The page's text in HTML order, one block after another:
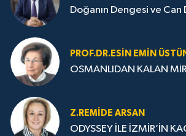
Doğanın Dengesi ve Can
PROF.DR.ESIN EMIN
OSMANLIDAN KALAN
Z.REMIDE ARSAN
ODYSSEY İLE İZMİR’İN